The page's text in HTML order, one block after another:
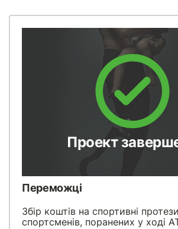
Проект
Переможці
Збір коштів на спортивні
спортсменів, поранених у ході